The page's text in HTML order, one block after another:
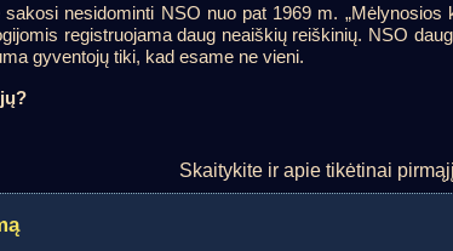
nesidominti NSO nuo pat 1969 m. „Mėlynosios
registruojama daug neaiškių reiškinių. NSO
gyventojų tiki, kad esame ne vieni.
Skaitykite ir apie tikėtinai